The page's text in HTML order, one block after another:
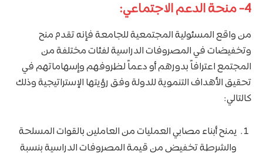
4- منحة الدعم الاجتماعي:
من واقع المسئولية المجتمعية للجامعة فإنه تقدم منح
وتخفيضات في المصروفات الدراسية لفئات مختلفة من
المجتمع اعترافاً بدورهم أو دعماً لظروفهم وإسهاماتهم في
تحقيق الأهداف التنموية للدولة وفق رؤيتها الإستراتيجية وذلك
كالتالي:
يمنح أبناء مصابي العمليات من العاملين بالقوات المسلحة
والشرطة تخفيض من قيمة المصروفات الدراسية بنسبة